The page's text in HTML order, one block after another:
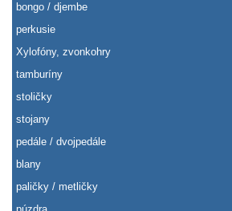
bongo / djembe
perkusie
Xylofóny, zvonkohry
tamburíny
stoličky
stojany
pedále / dvojpedále
blany
paličky / metličky